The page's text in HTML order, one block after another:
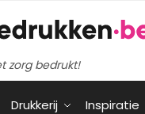
zorg bedrukt!
Drukkerij Inspiratie